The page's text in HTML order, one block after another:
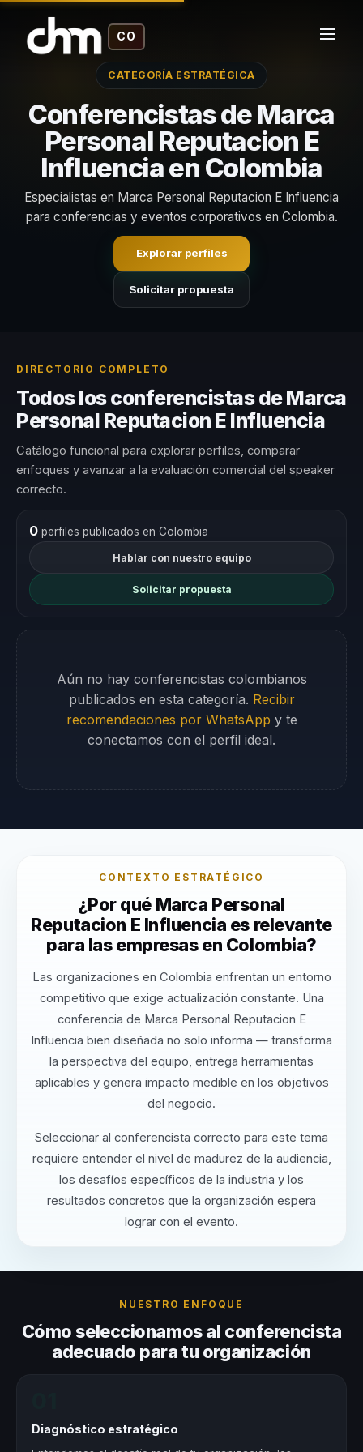
CO
CATEGORÍA ESTRATÉGICA
Conferencistas de Marca
Personal Reputacion E
Influencia en Colombia
Especialistas en Marca Personal Reputacion E Influencia
para conferencias y eventos corporativos en Colombia.
Explorar perfiles
Solicitar propuesta
DIRECTORIO COMPLETO
Todos los conferencistas de Marca
Personal Reputacion E Influencia
Catálogo funcional para explorar perfiles, comparar
enfoques y avanzar a la evaluación comercial del speaker
correcto.
0perfiles publicados en Colombia
Hablar con nuestro equipo
Solicitar propuesta
Aún no hay conferencistas colombianos
publicados en esta categoría. Recibir
recomendaciones por WhatsApp y te
conectamos con el perfil ideal.
CONTEXTO ESTRATÉGICO
¿Por qué Marca Personal
Reputacion E Influencia es relevante
para las empresas en Colombia?
Las organizaciones en Colombia enfrentan un entorno
competitivo que exige actualización constante. Una
conferencia de Marca Personal Reputacion E
Influencia bien diseñada no solo informa — transforma
la perspectiva del equipo, entrega herramientas
aplicables y genera impacto medible en los objetivos
del negocio.
Seleccionar al conferencista correcto para este tema
requiere entender el nivel de madurez de la audiencia,
los desafíos específicos de la industria y los
resultados concretos que la organización espera
lograr con el evento.
NUESTRO ENFOQUE
Cómo seleccionamos al conferencista
adecuado para tu organización
Diagnóstico estratégico